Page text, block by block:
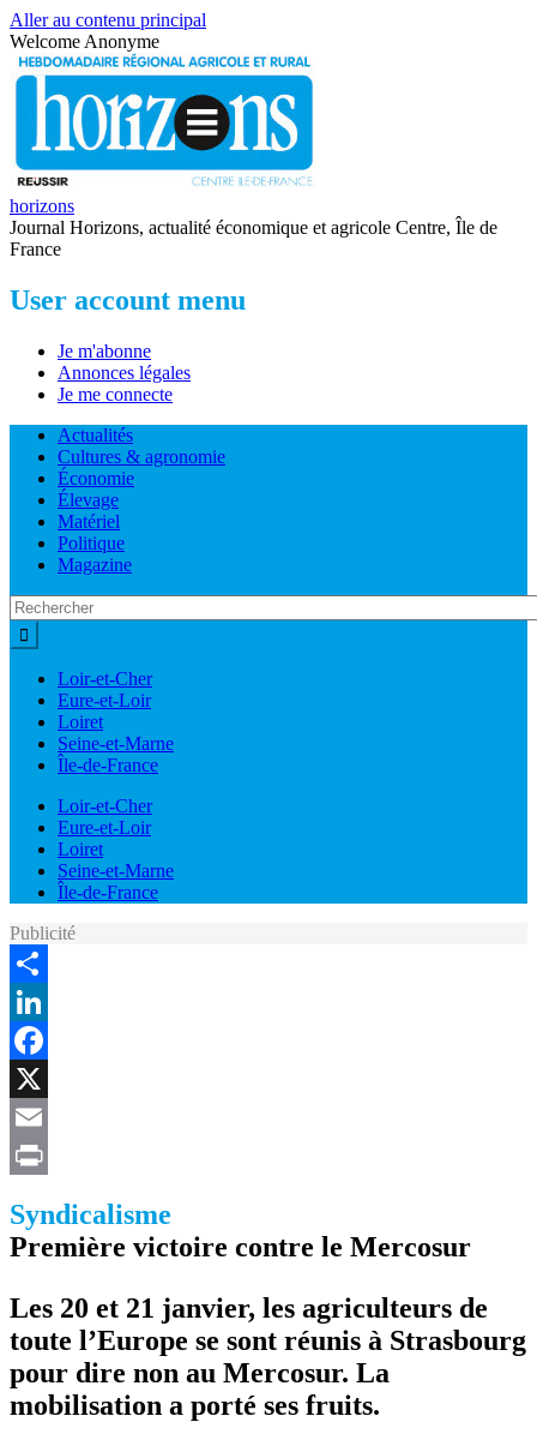
Aller au contenu principal
Welcome Anonyme
horizons
Journal Horizons, actualité économique et agricole Centre, Île de
France
User account menu
Je m'abonne
Annonces légales
Je me connecte
Actualités
Cultures & agronomie
Économie
Élevage
Matériel
Politique
Magazine
Loir-et-Cher
Eure-et-Loir
Loiret
Seine-et-Marne
Île-de-France
Loir-et-Cher
Eure-et-Loir
Loiret
Seine-et-Marne
Île-de-France
Publicité
Share
LinkedIn
Facebook
X
Email
Syndicalisme
Première victoire contre le Mercosur
Les 20 et 21 janvier, les agriculteurs de
toute l’Europe se sont réunis à Strasbourg
pour dire non au Mercosur. La
mobilisation a porté ses fruits.